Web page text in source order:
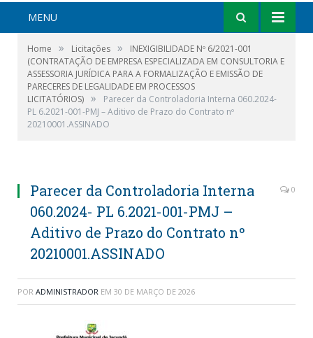
MENU
Home » Licitações »
INEXIGIBILIDADE Nº 6/2021-001
(CONTRATAÇÃO DE EMPRESA ESPECIALIZADA EM CONSULTORIA E
ASSESSORIA JURÍDICA PARA A FORMALIZAÇÃO E EMISSÃO DE
PARECERES DE LEGALIDADE EM PROCESSOS
LICITATÓRIOS) »
Parecer da Controladoria Interna 060.2024-
PL 6.2021-001-PMJ – Aditivo de Prazo do Contrato nº
20210001.ASSINADO
Parecer da Controladoria Interna
060.2024- PL 6.2021-001-PMJ –
Aditivo de Prazo do Contrato nº
20210001.ASSINADO
0
POR ADMINISTRADOR EM 30 DE MARÇO DE 2026